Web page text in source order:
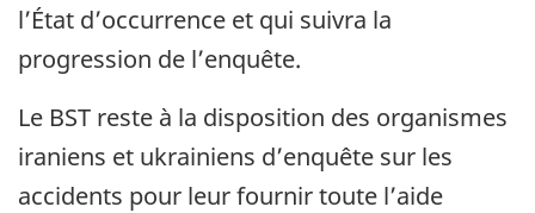
l’État d’occurrence et qui suivra la
progression de l’enquête.
Le BST reste à la disposition des organismes
iraniens et ukrainiens d’enquête sur les
accidents pour leur fournir toute l’aide